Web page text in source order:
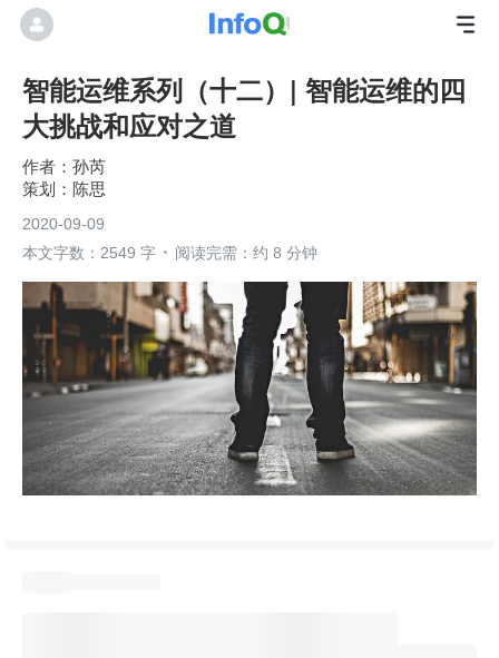
智能运维系列（十二）| 智能运维的四
大挑战和应对之道
孙芮
陈思
2020-09-09
本文字数：2549 字
阅读完需：约 8 分钟